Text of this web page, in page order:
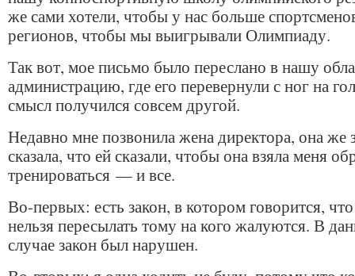
же сами хотели, чтобы у нас больше
регионов, чтобы мы выигрывали Олимпиаду.
Так вот, мое письмо было переслано в нашу
администрацию, где его перевернули с ног на
смысл получился совсем другой.
Недавно мне позвонила жена директора, она же
сказала, что ей сказали, чтобы она взяла меня
тренироваться — и все.
Во-первых: есть закон, в котором говорится,
нельзя пересылать тому на кого жалуются. В
случае закон был нарушен.